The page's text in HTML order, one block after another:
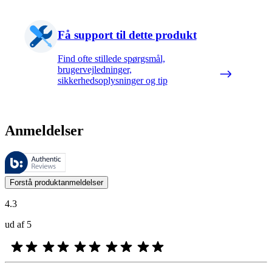
Få support til dette produkt
Find ofte stillede spørgsmål,
brugervejledninger,
sikkerhedsoplysninger og tip
Anmeldelser
Disse anmeldelser administreres af Bazaarvoice og er i
Kundernes meninger i form af produkt- og stjernevurderinger er
Forstå produktanmeldelser
4.3
ud af 5